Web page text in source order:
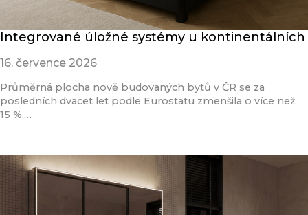
Integrované úložné systémy u kontinentálních
16. července 2026
Průměrná plocha nově budovaných bytů v ČR se za
posledních dvacet let podle Eurostatu zmenšila o více než
15 %.…